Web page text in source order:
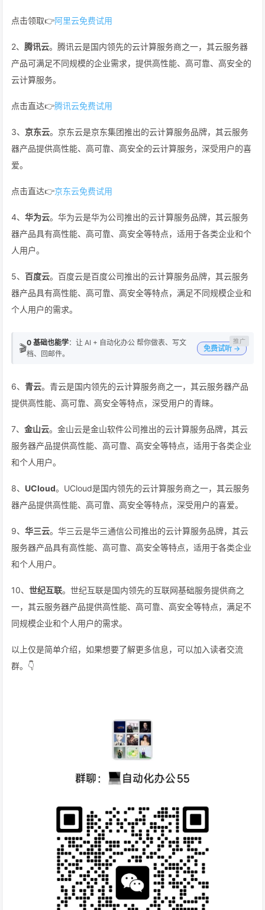
点击领取👉阿里云免费试用
2、 腾讯云。腾讯云是国内领先的云计算服务商之一，其云服务器
产品可满足不同规模的企业需求，提供高性能、高可靠、高安全的
云计算服务。
点击直达👉腾讯云免费试用
3、 京东云。京东云是京东集团推出的云计算服务品牌，其云服务
器产品提供高性能、高可靠、高安全的云计算服务，深受用户的喜
爱。
点击直达👉京东云免费试用
4、 华为云。华为云是华为公司推出的云计算服务品牌，其云服务
器产品具有高性能、高可靠、高安全等特点，适用于各类企业和个
人用户。
5、 百度云。百度云是百度公司推出的云计算服务品牌，其云服务
器产品具有高性能、高可靠、高安全等特点，满足不同规模企业和
个人用户的需求。
🎬0 基础也能学：让 AI + 自动化办公 帮你做表、写文
档、回邮件。
免费试听 →
6、 青云。青云是国内领先的云计算服务商之一，其云服务器产品
提供高性能、高可靠、高安全等特点，深受用户的青睐。
7、 金山云。金山云是金山软件公司推出的云计算服务品牌，其云
服务器产品提供高性能、高可靠、高安全等特点，适用于各类企业
和个人用户。
8、 UCloud。UCloud是国内领先的云计算服务商之一，其云服务
器产品提供高性能、高可靠、高安全等特点，深受用户的喜爱。
9、 华三云。华三云是华三通信公司推出的云计算服务品牌，其云
服务器产品具有高性能、高可靠、高安全等特点，适用于各类企业
和个人用户。
10、 世纪互联。世纪互联是国内领先的互联网基础服务提供商之
一，其云服务器产品提供高性能、高可靠、高安全等特点，满足不
同规模企业和个人用户的需求。
以上仅是简单介绍，如果想要了解更多信息，可以加入读者交流
群。👇